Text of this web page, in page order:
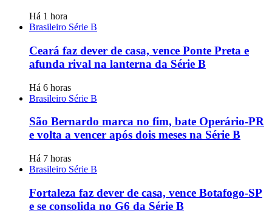
Há 1 hora
Brasileiro Série B
Ceará faz dever de casa, vence Ponte Preta e
afunda rival na lanterna da Série B
Há 6 horas
Brasileiro Série B
São Bernardo marca no fim, bate Operário-PR
e volta a vencer após dois meses na Série B
Há 7 horas
Brasileiro Série B
Fortaleza faz dever de casa, vence Botafogo-SP
e se consolida no G6 da Série B